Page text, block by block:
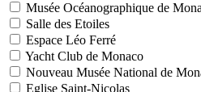
Musée Océanographique de
Salle des Etoiles
Espace Léo Ferré
Yacht Club de Monaco
Nouveau Musée National de
Eglise Saint-Nicolas